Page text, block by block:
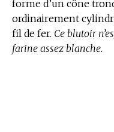
forme d’un cône
ordinairement
fil de fer. Ce blutoir
farine assez blanche.